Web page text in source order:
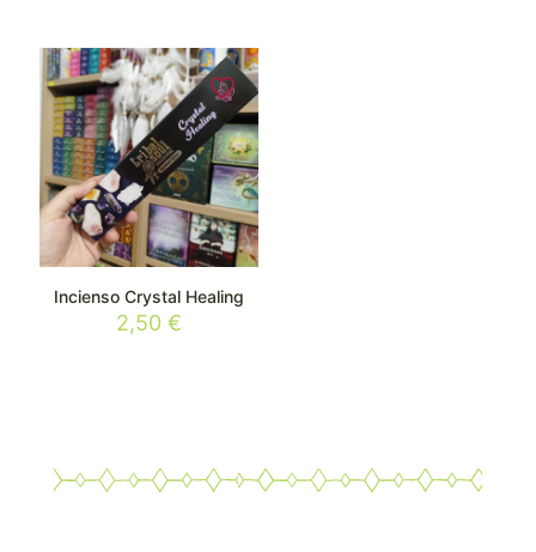
Incienso Crystal Healing
2,50€